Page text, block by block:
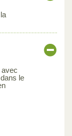
avec
le